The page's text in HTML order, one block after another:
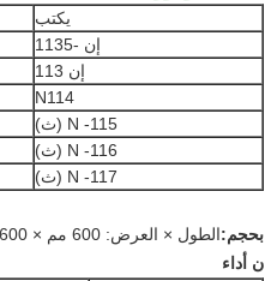
يكتب
إن -1135
إن 113
N114
N -115 (ث)
N -116 (ث)
N -117 (ث)
بحجم:الطول × العرض: 600 مم × 600 مم 800 × 800 مم
ن أداء